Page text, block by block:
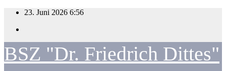
Zum
springen
23. Juni 2026 6:56
BSZ "Dr. Friedrich Dittes"